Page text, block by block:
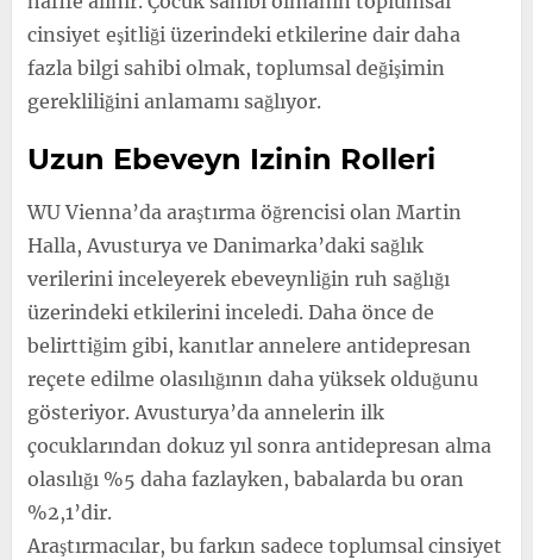
cinsiyet eşitliği üzerindeki etkilerine dair daha
fazla bilgi sahibi olmak, toplumsal değişimin
gerekliliğini anlamamı sağlıyor.
Uzun Ebeveyn Izinin Rolleri
WU Vienna’da araştırma öğrencisi olan Martin
Halla, Avusturya ve Danimarka’daki sağlık
verilerini inceleyerek ebeveynliğin ruh sağlığı
üzerindeki etkilerini inceledi. Daha önce de
belirttiğim gibi, kanıtlar annelere antidepresan
reçete edilme olasılığının daha yüksek olduğunu
gösteriyor. Avusturya’da annelerin ilk
çocuklarından dokuz yıl sonra antidepresan alma
olasılığı %5 daha fazlayken, babalarda bu oran
%2,1’dir.
Araştırmacılar, bu farkın sadece toplumsal cinsiyet